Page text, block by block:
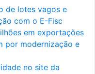
de lotes vagos e
com o E-Fisc
em exportações
por modernização e
no site da